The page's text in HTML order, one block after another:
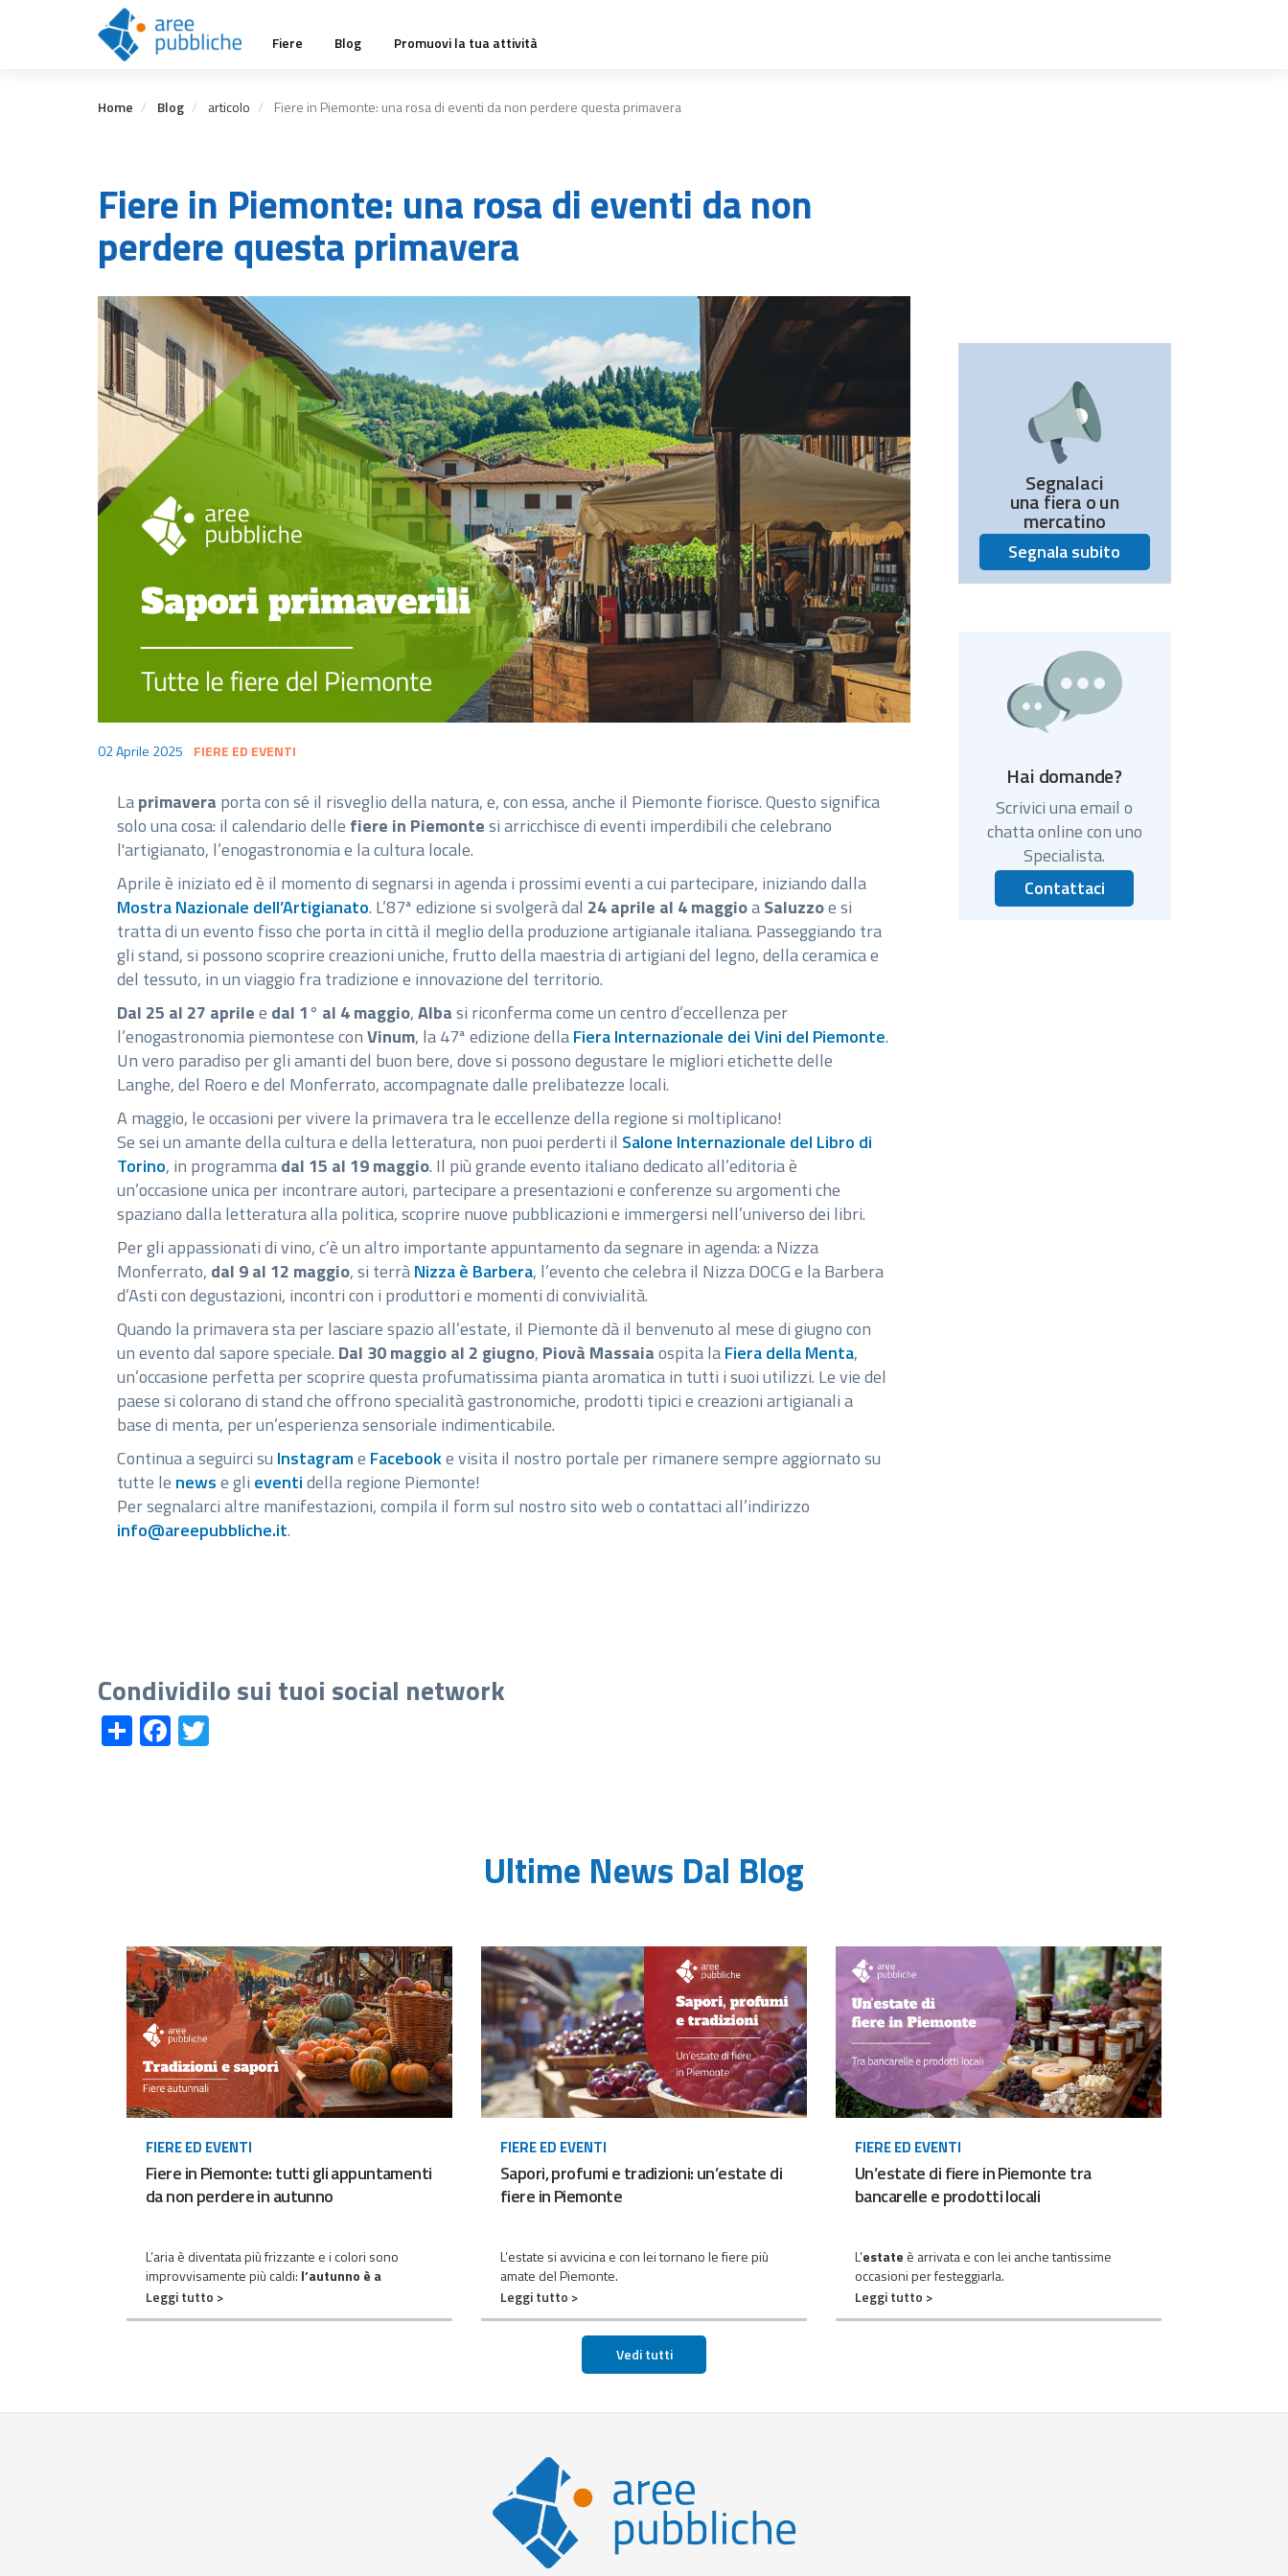
Main
navigation
Fiere Blog Promuovi la tua attività
Home Blog articolo Fiere in Piemonte: una rosa di eventi da non perdere questa primavera
Fiere in Piemonte: una rosa di eventi da non
perdere questa primavera
02 Aprile 2025 FIERE ED EVENTI
Laprimavera porta con sé il risveglio della natura, e, con essa, anche il Piemonte fiorisce. Questo significa
solo una cosa: il calendario delle fiere in Piemontesi arricchisce di eventi imperdibili che celebrano
l'artigianato, l’enogastronomia e la cultura locale.
Aprile è iniziato ed è il momento di segnarsi in agenda i prossimi eventi a cui partecipare, iniziando dalla
Mostra Nazionale dell’Artigianato. L’87ª edizione si svolgerà dal 24 aprile al 4 maggioaSaluzzoe si
tratta di un evento fisso che porta in città il meglio della produzione artigianale italiana. Passeggiando tra
gli stand, si possono scoprire creazioni uniche, frutto della maestria di artigiani del legno, della ceramica e
del tessuto, in un viaggio fra tradizione e innovazione del territorio.
Dal 25 al 27 aprilee dal 1° al 4 maggio,Albasi riconferma come un centro d’eccellenza per
l’enogastronomia piemontese conVinum, la 47ª edizione dellaFiera Internazionale dei Vini del Piemonte.
Un vero paradiso per gli amanti del buon bere, dove si possono degustare le migliori etichette delle
Langhe, del Roero e del Monferrato, accompagnate dalle prelibatezze locali.
A maggio, le occasioni per vivere la primavera tra le eccellenze della regione si moltiplicano!
Se sei un amante della cultura e della letteratura, non puoi perderti il Salone Internazionale del Libro di
Torino, in programmadal 15 al 19 maggio. Il più grande evento italiano dedicato all’editoria è
un’occasione unica per incontrare autori, partecipare a presentazioni e conferenze su argomenti che
spaziano dalla letteratura alla politica, scoprire nuove pubblicazioni e immergersi nell’universo dei libri.
Per gli appassionati di vino, c’è un altro importante appuntamento da segnare in agenda: a Nizza
Monferrato, dal 9 al 12 maggio, si terràNizza è Barbera, l’evento che celebra il Nizza DOCG e la Barbera
d’Asti con degustazioni, incontri con i produttori e momenti di convivialità.
Quando la primavera sta per lasciare spazio all’estate, il Piemonte dà il benvenuto al mese di giugno con
un evento dal sapore speciale. Dal 30 maggio al 2 giugno, Piovà Massaiaospita laFiera della Menta,
un’occasione perfetta per scoprire questa profumatissima pianta aromatica in tutti i suoi utilizzi. Le vie del
paese si colorano di stand che offrono specialità gastronomiche, prodotti tipici e creazioni artigianali a
base di menta, per un’esperienza sensoriale indimenticabile.
Continua a seguirci su Instagrame Facebooke visita il nostro portale per rimanere sempre aggiornato su
tutte le newse gli eventidella regione Piemonte!
Per segnalarci altre manifestazioni, compila il form sul nostro sito web o contattaci all’indirizzo
info@areepubbliche.it.
Condividilo sui tuoi social network
ShareFacebook
Segnalaci
una fiera o un
mercatino
Segnala subito
Hai domande?
Scrivici una email o
chatta online con uno
Specialista.
Contattaci
Ultime News Dal Blog
FIERE ED EVENTI
Fiere in Piemonte: tutti gli appuntamenti
da non perdere in autunno
L’aria è diventata più frizzante e i colori sono
improvvisamente più caldi: l’autunno è a
Leggi tutto >
FIERE ED EVENTI
Sapori, profumi e tradizioni: un’estate di
fiere in Piemonte
L’estate si avvicina e con lei tornano le fiere più
amate del Piemonte.
Leggi tutto >
FIERE ED EVENTI
Un’estate di fiere in Piemonte tra
bancarelle e prodotti locali
L’estate è arrivata e con lei anche tantissime
occasioni per festeggiarla.
Leggi tutto >
Vedi tutti